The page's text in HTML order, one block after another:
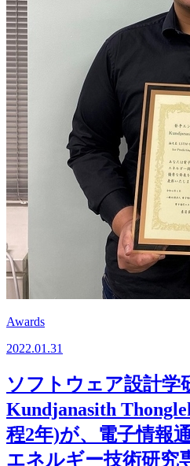
Awards
2022.01.31
ソフトウェア設計学
Kundjanasith
程2年)が、電子情報
エネルギー技術研究